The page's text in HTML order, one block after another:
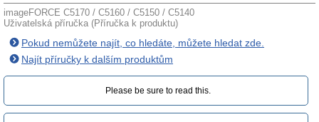
imageFORCE C5170 / C5160 / C5150 / C5140
Uživatelská příručka (Příručka k produktu)
Pokud nemůžete najít, co hledáte, můžete hledat zde.
Najít příručky k dalším produktům
Please be sure to read this.‎